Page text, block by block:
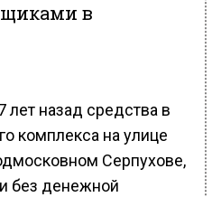
в
назад средства в
комплекса на улице
Серпухове,
без денежной